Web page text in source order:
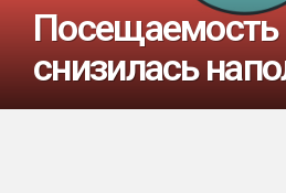
снизилась